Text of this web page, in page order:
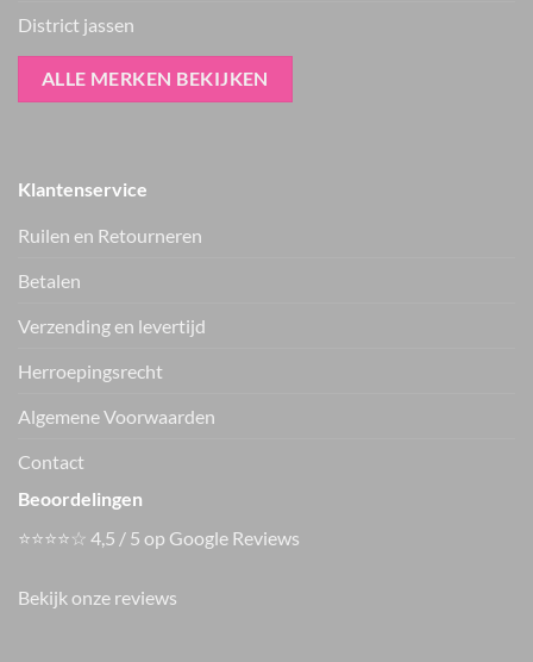
District jassen
ALLE MERKEN BEKIJKEN
Klantenservice
Ruilen en Retourneren
Betalen
Verzending en levertijd
Herroepingsrecht
Algemene Voorwaarden
Contact
Beoordelingen
⭐⭐⭐⭐☆ 4,5 / 5 op Google Reviews
Bekijk onze reviews